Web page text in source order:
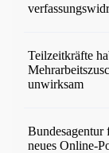
Teilzeitkräfte
unwirksam
neues Online-